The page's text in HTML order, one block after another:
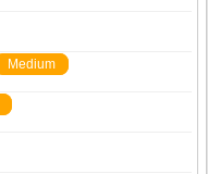
Medium